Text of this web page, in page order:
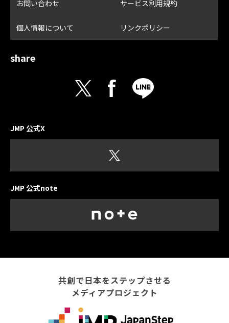
お問い合わせ サービス利用規約
個人情報について リンクポリシー
share
JMP 公式X
JMP 公式note
共創で日本をステップさせる
メディアプロジェクト